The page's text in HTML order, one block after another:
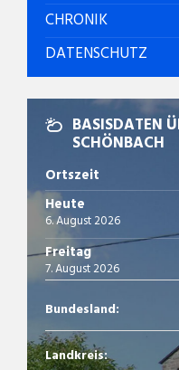
CHRONIK
DATENSCHUTZ
BASISDATEN
SCHÖNBACH
Ortszeit
Heute
6. August 2026
Freitag
7. August 2026
Bundesland:
Landkreis: